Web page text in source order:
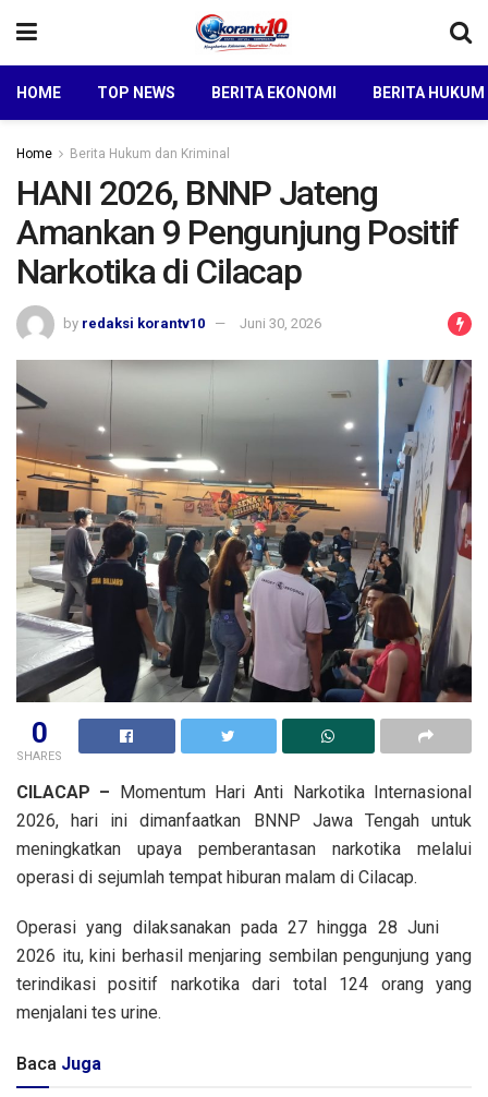
HOME TOP NEWS BERITA EKONOMI BERITA
Home Berita Hukum dan Kriminal
HANI 2026, BNNP Jateng
Amankan 9 Pengunjung Positif
Narkotika di Cilacap
by redaksi korantv10 Juni 30, 2026
0
SHARES
CILACAP – Momentum Hari Anti Narkotika Internasional
2026, hari ini dimanfaatkan BNNP Jawa Tengah untuk
meningkatkan upaya pemberantasan narkotika melalui
operasi di sejumlah tempat hiburan malam di Cilacap.
Operasi yang dilaksanakan pada 27 hingga 28 Juni
2026 itu, kini berhasil menjaring sembilan pengunjung yang
terindikasi positif narkotika dari total 124 orang yang
menjalani tes urine.
Baca Juga